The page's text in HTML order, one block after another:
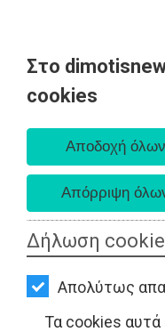
Στο
cookies
Δήλωση
Απολύτως
Τα cookies αυτά
AΡΧΙΚΗ
ΕΙΔΗΣΕΙΣ
ΠΟΛΙΤΙΚΗ
ΤΟΠΙΚΗ
ΟΙΚΟΝΟΜΙΑ
ΑΘΛΗΤΙΣΜΟΣ